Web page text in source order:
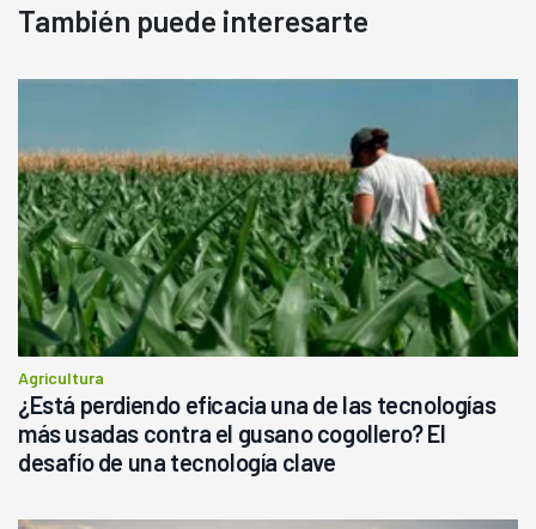
También puede interesarte
Agricultura
¿Está perdiendo eficacia una de las tecnologías
más usadas contra el gusano cogollero? El
desafío de una tecnología clave